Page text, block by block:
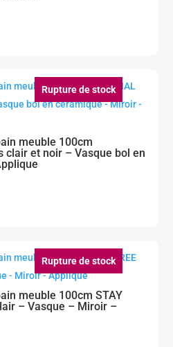
Rupture de stock
meuble 100cm
clair et noir – Vasque bol en
€.
Rupture de stock
meuble 100cm STAY
– Vasque – Miroir –